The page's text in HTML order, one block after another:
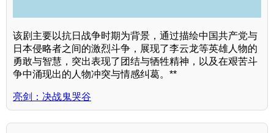
该剧主要以抗日战争时期为背景，通过描绘中国共产党与
日本侵略者之间的激烈斗争，展现了李云龙等英雄人物的
勇敢与智慧，突出表现了团结与牺牲精神，以及在艰苦斗
争中涌现出的人物冲突与情感纠葛。**
亮剑：决战鬼哭谷